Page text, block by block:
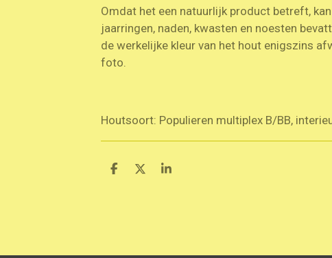
Omdat het een natuurlijk product betreft,
jaarringen, naden, kwasten en noesten
de werkelijke kleur van het hout enigszins
foto.
Houtsoort: Populieren multiplex B/BB,
D
D
S